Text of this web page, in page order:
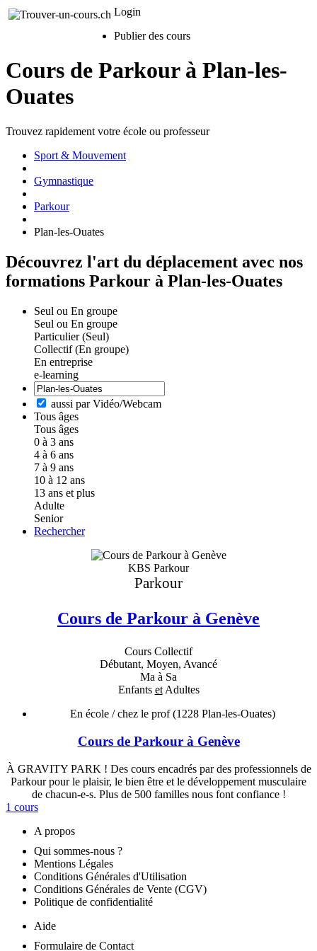
Login
Publier des cours
Cours de Parkour à Plan-les-
Ouates
Trouvez rapidement votre école ou professeur
Sport & Mouvement
Gymnastique
Parkour
Plan-les-Ouates
Découvrez l'art du déplacement avec nos
formations Parkour à Plan-les-Ouates
Seul ou En groupe
Seul ou En groupe
Particulier (Seul)
Collectif (En groupe)
En entreprise
e-learning
aussi par Vidéo/Webcam
Tous âges
Tous âges
0 à 3 ans
4 à 6 ans
7 à 9 ans
10 à 12 ans
13 ans et plus
Adulte
Senior
Rechercher
KBS Parkour
Parkour
Cours de Parkour à Genève
Cours Collectif
Débutant, Moyen, Avancé
Ma à Sa
Enfants etAdultes
En école / chez le prof(1228 Plan-les-Ouates)
Cours de Parkour à Genève
À GRAVITY PARK ! Des cours encadrés par des professionnels de
Parkour pour le plaisir, le bien être et le développement musculaire
de chacun-e-s. Plus de 500 familles nous font confiance !
1 cours
A propos
Qui sommes-nous ?
Mentions Légales
Conditions Générales d'Utilisation
Conditions Générales de Vente (CGV)
Politique de confidentialité
Aide
Formulaire de Contact